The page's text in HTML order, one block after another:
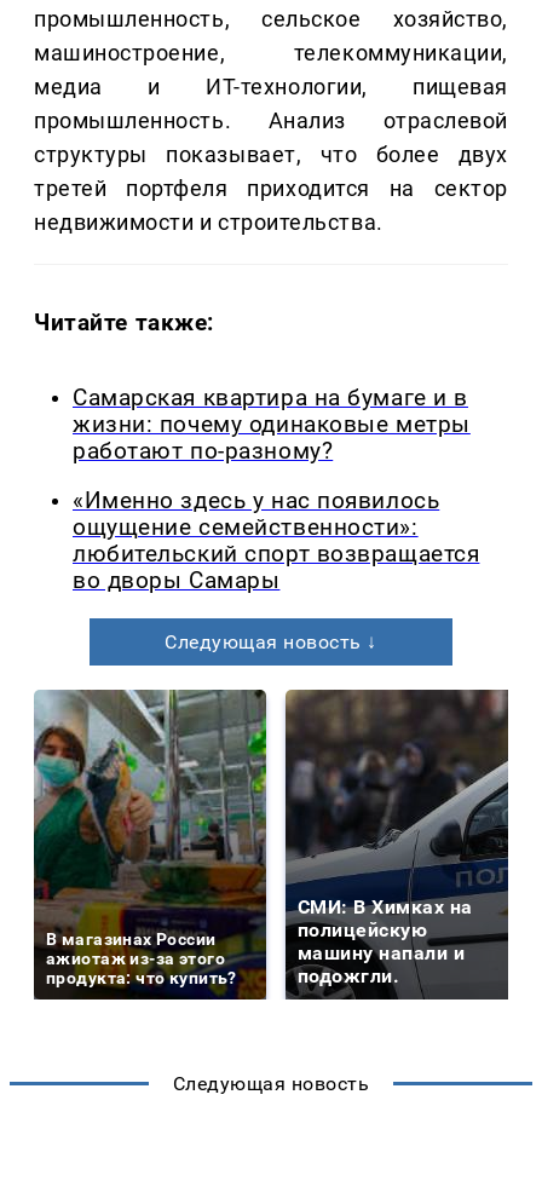
промышленность, сельское хозяйство,
машиностроение, телекоммуникации,
медиа и ИТ-технологии, пищевая
промышленность. Анализ отраслевой
структуры показывает, что более двух
третей портфеля приходится на сектор
недвижимости и строительства.
Читайте также:
Самарская квартира на бумаге и в
жизни: почему одинаковые метры
работают по-разному?
«Именно здесь у нас появилось
ощущение семейственности»:
любительский спорт возвращается
во дворы Самары
Следующая новость ↓
В магазинах России
ажиотаж из-за этого
продукта: что купить?
СМИ: В Химках на
полицейскую
машину напали и
подожгли.
Следующая новость